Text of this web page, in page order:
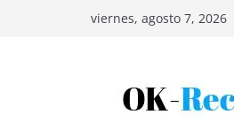
viernes, agosto 7, 2026